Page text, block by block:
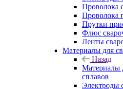
Проволока
Проволока
Прутки
Флюс
Ленты
Материалы для
Назад
Материалы
сплавов
Электроды